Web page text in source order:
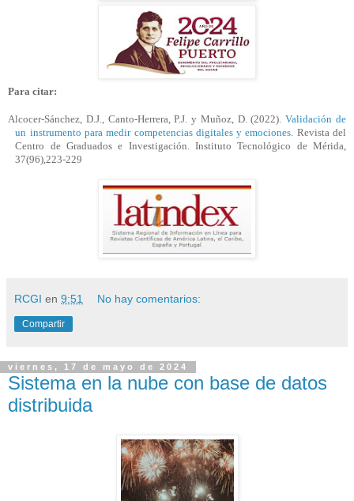
Para citar:
Alcocer-Sánchez, D.J., Canto-Herrera, P.J. y Muñoz, D. (2022).Validación de
un instrumento para medir competencias digitales y emociones. Revista del
Centro de Graduados e Investigación. Instituto Tecnológico de Mérida,
37(96),223-229
RCGI en 9:51 No hay comentarios:
Compartir
viernes, 17 de mayo de 2024
Sistema en la nube con base de datos
distribuida